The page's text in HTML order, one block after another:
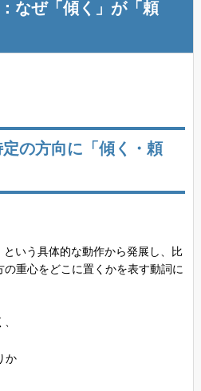
なぜ「傾く」が「頼
の方向に「傾く・頼
という具体的な動作から発展し、比
重心をどこに置くかを表す動詞に
か